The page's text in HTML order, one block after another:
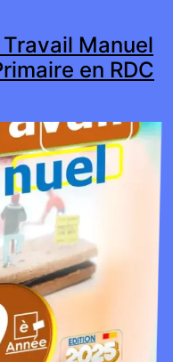
Manuel
en RDC